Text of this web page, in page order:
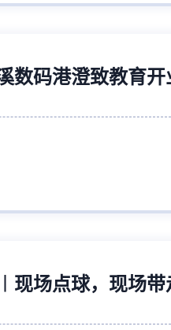
数码港澄致教育开
现场点球，现场